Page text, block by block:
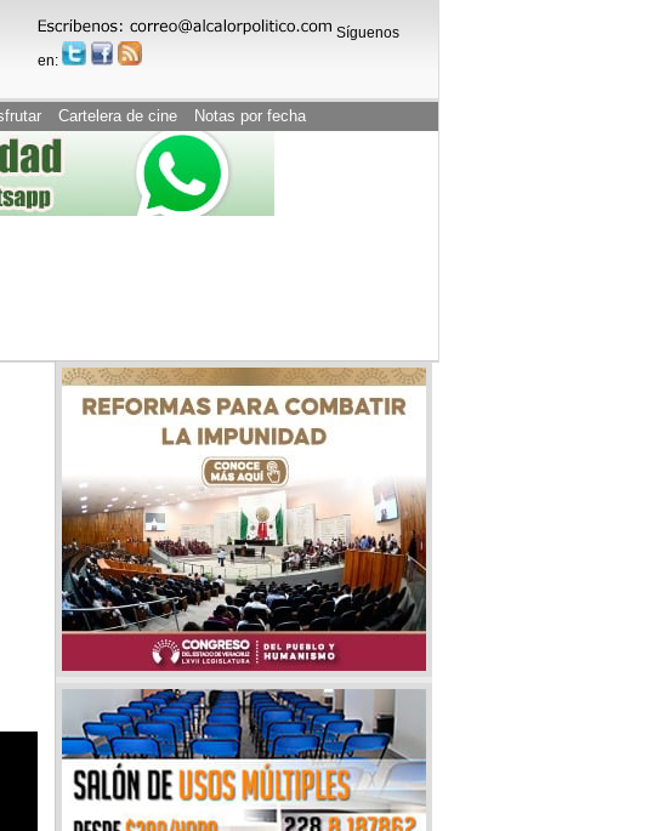
Síguenos
en:
Cartelera de cine Notas por fecha